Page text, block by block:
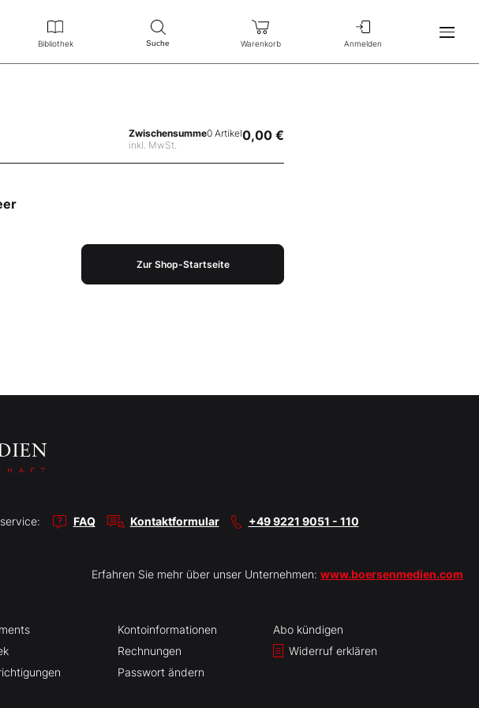
Bibliothek Suche Warenkorb Anmelden
Zwischensumme
inkl. MwSt.
0 Artikel0,00 €
Zur Shop-Startseite
FAQ Kontaktformular +49 9221 9051 - 110
Erfahren Sie mehr über unser Unternehmen: www.boersenmedien.com
Kontoinformationen
Rechnungen
Passwort ändern
Abo kündigen
Widerruf erklären